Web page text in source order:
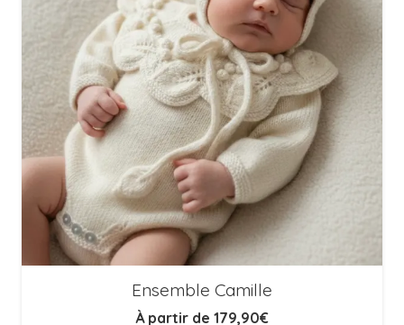
Ensemble Camille
À partir de 179,90€